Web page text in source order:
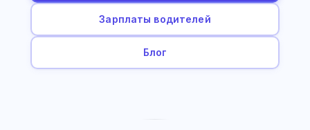
Зарплаты водителей
Блог